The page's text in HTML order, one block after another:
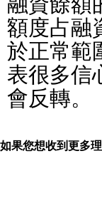
額度占融
於正常範
表很多信
會反轉。
如果您想收到更多